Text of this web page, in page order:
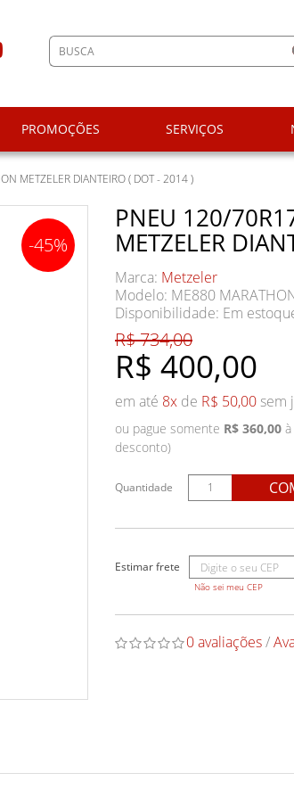
PROMOÇÕES SERVIÇOS
METZELER DIANTEIRO ( DOT - 2014 )
-45%
PNEU 120/
METZELER
Marca: Metzeler
Modelo: ME880
Disponibilidade: Em
R$ 400,00
R$ 734,00
em até 8x de R$ 50,00 sem
ou pague somente R$ 360,00
desconto)
Quantidade
Não sei meu CEP
0 avaliações/